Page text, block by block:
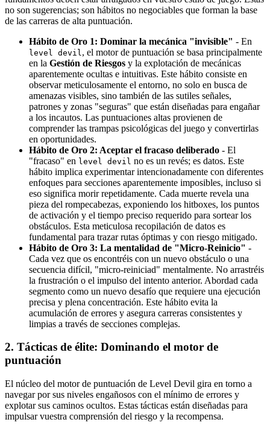
no son sugerencias; son hábitos no negociables que forman la base
de las carreras de alta puntuación.
Hábito de Oro 1: Dominar la mecánica "invisible" - En
level devil , el motor de puntuación se basa principalmente
en la Gestión de Riesgos y la explotación de mecánicas
aparentemente ocultas e intuitivas. Este hábito consiste en
observar meticulosamente el entorno, no solo en busca de
amenazas visibles, sino también de las sutiles señales,
patrones y zonas "seguras" que están diseñadas para engañar
a los incautos. Las puntuaciones altas provienen de
comprender las trampas psicológicas del juego y convertirlas
en oportunidades.
Hábito de Oro 2: Aceptar el fracaso deliberado - El
"fracaso" en level devil no es un revés; es datos. Este
hábito implica experimentar intencionadamente con diferentes
enfoques para secciones aparentemente imposibles, incluso si
eso significa morir repetidamente. Cada muerte revela una
pieza del rompecabezas, exponiendo los hitboxes, los puntos
de activación y el tiempo preciso requerido para sortear los
obstáculos. Esta meticulosa recopilación de datos es
fundamental para trazar rutas óptimas y con riesgo mitigado.
Hábito de Oro 3: La mentalidad de "Micro-Reinicio" -
Cada vez que os encontréis con un nuevo obstáculo o una
secuencia difícil, "micro-reiniciad" mentalmente. No arrastréis
la frustración o el impulso del intento anterior. Abordad cada
segmento como un nuevo desafío que requiere una ejecución
precisa y plena concentración. Este hábito evita la
acumulación de errores y asegura carreras consistentes y
limpias a través de secciones complejas.
2. Tácticas de élite: Dominando el motor de
puntuación
El núcleo del motor de puntuación de Level Devil gira en torno a
navegar por sus niveles engañosos con el mínimo de errores y
explotar sus caminos ocultos. Estas tácticas están diseñadas para
impulsar vuestra comprensión del riesgo y la recompensa.